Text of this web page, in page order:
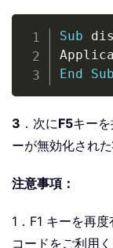
Sub
End
Sub
3 ．次にF5キー
ーが無効化され
注意事項：
1．F1 キーを再
コードをご利用く